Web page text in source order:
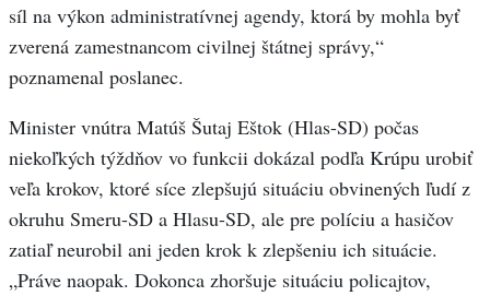
síl na výkon administratívnej agendy, ktorá by mohla byť
zverená zamestnancom civilnej štátnej správy,“
poznamenal poslanec.
Minister vnútra Matúš Šutaj Eštok (Hlas-SD) počas
niekoľkých týždňov vo funkcii dokázal podľa Krúpu urobiť
veľa krokov, ktoré síce zlepšujú situáciu obvinených ľudí z
okruhu Smeru-SD a Hlasu-SD, ale pre políciu a hasičov
zatiaľ neurobil ani jeden krok k zlepšeniu ich situácie.
„Práve naopak. Dokonca zhoršuje situáciu policajtov,